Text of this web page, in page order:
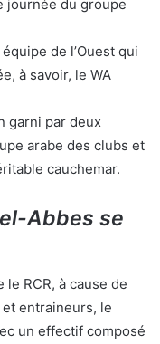
journée du groupe
de l’Ouest qui
à savoir, le WA
garni par deux
arabe des clubs et
cauchemar.
Abbes se
RCR, à cause de
entraineurs, le
un effectif composé